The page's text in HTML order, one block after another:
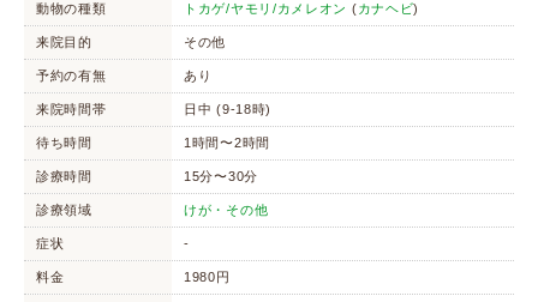
動物の種類 トカゲ/ヤモリ/カメレオン (カナヘビ)
来院目的 その他
予約の有無 あり
来院時間帯 日中 (9-18時)
待ち時間 1時間〜2時間
診療時間 15分〜30分
診療領域 けが・その他
症状 -
料金 1980円